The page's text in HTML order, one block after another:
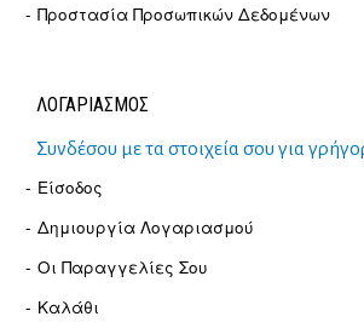
Προστασία Προσωπικών Δεδομένων
ΛΟΓΑΡΙΑΣΜΟΣ
Συνδέσου με τα στοιχεία σου για
Είσοδος
Δημιουργία Λογαριασμού
Οι Παραγγελίες Σου
Καλάθι